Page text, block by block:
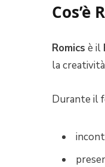
Cos’è
Romics è il
la
Durante il